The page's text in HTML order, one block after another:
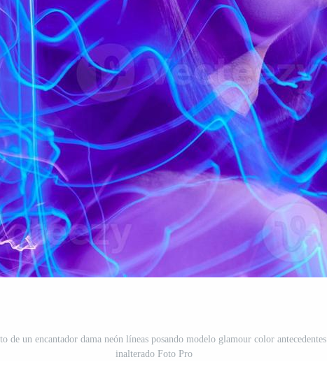
de un encantador dama neón líneas posando modelo glamour color antecedentes
inalterado Foto Pro